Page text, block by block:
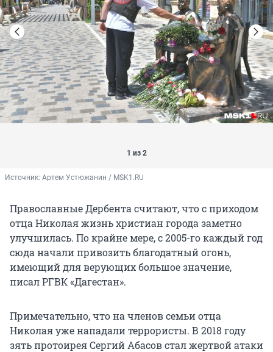
1 из 2
Источник: Артем Устюжанин / MSK1.RU
Православные Дербента считают, что с приходом
отца Николая жизнь христиан города заметно
улучшилась. По крайне мере, с 2005-го каждый год
сюда начали привозить благодатный огонь,
имеющий для верующих большое значение,
писал РГВК «Дагестан».
Примечательно, что на членов семьи отца
Николая уже нападали террористы. В 2018 году
зять протоирея Сергий Абасов стал жертвой атаки